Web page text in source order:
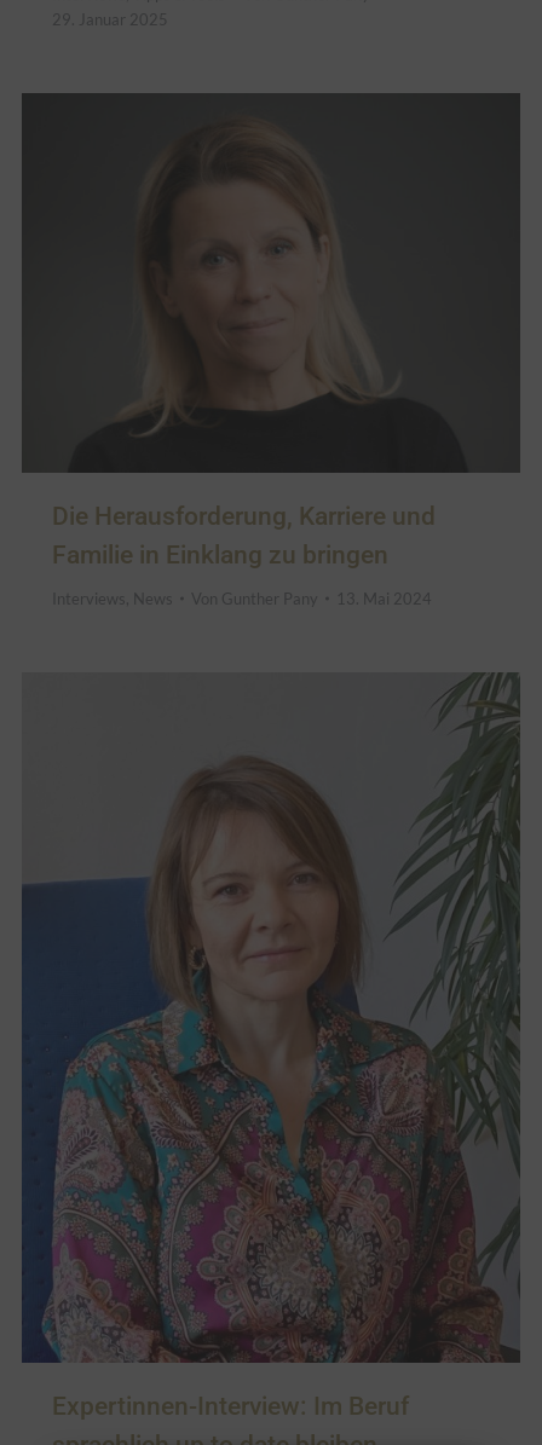
29. Januar 2025
Die Herausforderung, Karriere und
Familie in Einklang zu bringen
Interviews News Von Gunther Pany 13. Mai 2024
Expertinnen-Interview: Im Beruf